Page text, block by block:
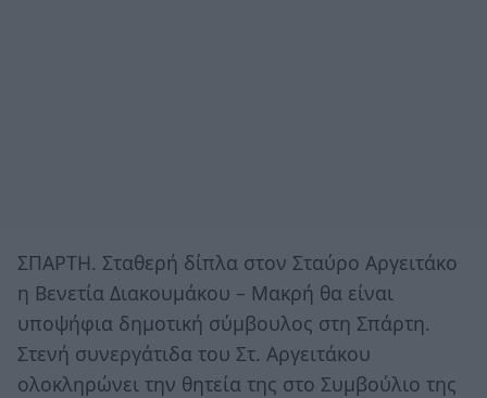
ΣΠΑΡΤΗ. Σταθερή δίπλα στον Σταύρο Αργειτάκο
η Βενετία Διακουμάκου – Μακρή θα είναι
υποψήφια δημοτική σύμβουλος στη Σπάρτη.
Στενή συνεργάτιδα του Στ. Αργειτάκου
ολοκληρώνει την θητεία της στο Συμβούλιο της